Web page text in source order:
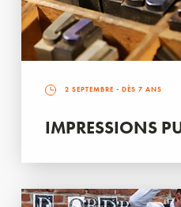
2 SEPTEMBRE - DÈS 7 ANS
IMPRESSIONS